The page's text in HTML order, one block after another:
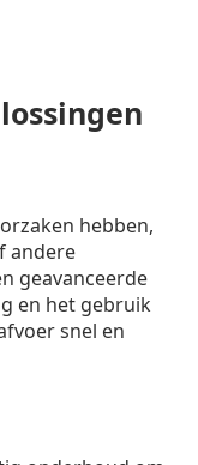
hebben,
andere
geavanceerde
en het gebruik
snel en